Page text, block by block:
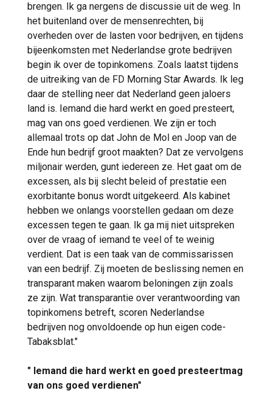
brengen. Ik ga nergens de discussie uit de weg. In
het buitenland over de mensenrechten, bij
overheden over de lasten voor bedrijven, en tijdens
bijeenkomsten met Nederlandse grote bedrijven
begin ik over de topinkomens. Zoals laatst tijdens
de uitreiking van de FD Morning Star Awards. Ik leg
daar de stelling neer dat Nederland geen jaloers
land is. Iemand die hard werkt en goed presteert,
mag van ons goed verdienen. We zijn er toch
allemaal trots op dat John de Mol en Joop van de
Ende hun bedrijf groot maakten? Dat ze vervolgens
miljonair werden, gunt iedereen ze. Het gaat om de
excessen, als bij slecht beleid of prestatie een
exorbitante bonus wordt uitgekeerd. Als kabinet
hebben we onlangs voorstellen gedaan om deze
excessen tegen te gaan. Ik ga mij niet uitspreken
over de vraag of iemand te veel of te weinig
verdient. Dat is een taak van de commissarissen
van een bedrijf. Zij moeten de beslissing nemen en
transparant maken waarom beloningen zijn zoals
ze zijn. Wat transparantie over verantwoording van
topinkomens betreft, scoren Nederlandse
bedrijven nog onvoldoende op hun eigen code-
Tabaksblat."
" Iemand die hard werkt en goed presteertmag
van ons goed verdienen"